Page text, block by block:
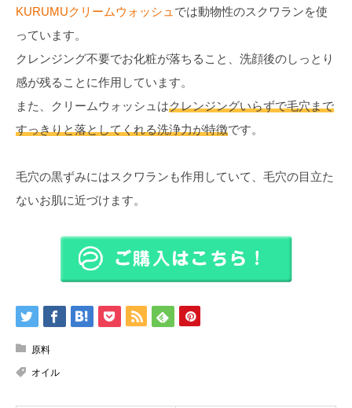
KURUMUクリームウォッシュ では動物性のスクワランを使
っています。
クレンジング不要でお化粧が落ちること、洗顔後のしっとり
感が残ることに作用しています。
また、クリームウォッシュはクレンジングいらずで毛穴まで
すっきりと落としてくれる洗浄力が特徴です。
毛穴の黒ずみにはスクワランも作用していて、毛穴の目立た
ないお肌に近づけます。
原料
オイル